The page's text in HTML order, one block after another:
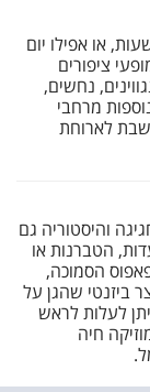
או אפילו יום
ציפורים
נחשים,
מרחבי
לארוחת
והיסטוריה גם
הטברנות או
הסמוכה,
ביזנטי שהגן על
לעלות לראש
חיה